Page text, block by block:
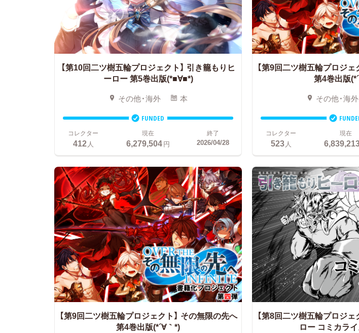
【第10回二ツ樹五輪プロジェクト】 引き籠もりヒ
ーロー 第5巻出版(*■∀■*)
その他・海外 本
FUNDED
コレクター
412人
現在
6,279,504円
終了
2026/04/28
【第9回二ツ樹五輪プロジェ
第4巻出版
その他・海外
コレクター
523人
現在
【第9回二ツ樹五輪プロジェクト】 その無限の先へ
第4巻出版(*´∀｀*)
【第8回二ツ樹五輪プロジェ
ロー コミカラ